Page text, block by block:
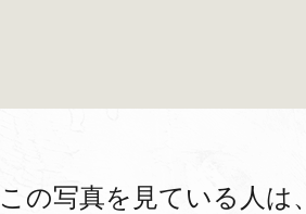
この写真を見ている人は、